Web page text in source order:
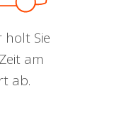
holt Sie
am
ab.